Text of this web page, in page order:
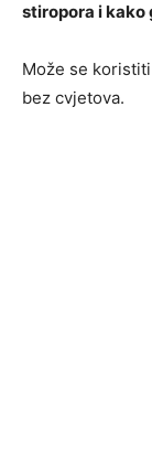
stiropora i kako
Može se
bez cvjetova.